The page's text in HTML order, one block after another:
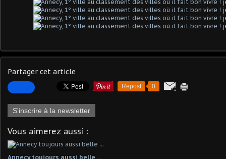
Partager cet article
Repost 0
S'inscrire à la newsletter
Vous aimerez aussi :
Annecy toujours aussi belle ...